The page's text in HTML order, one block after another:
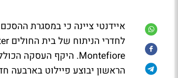
הראשון יבוצע פיילוט בארבעה